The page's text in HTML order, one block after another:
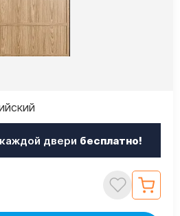
двери бесплатно!